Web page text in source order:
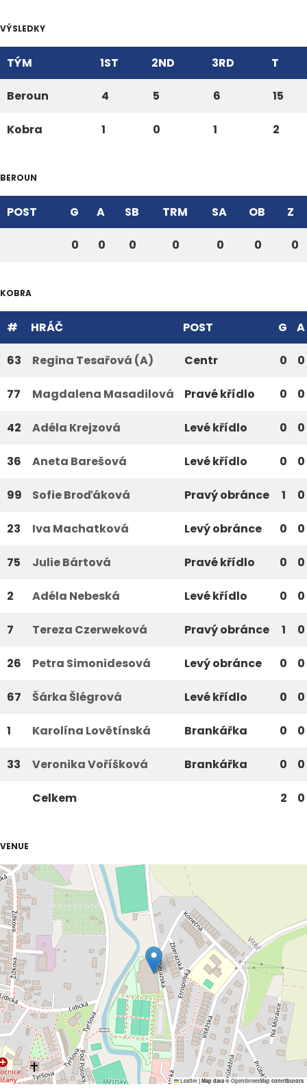
VÝSLEDKY
TÝM 1ST 2ND 3RD T
Beroun 4 5 6 15
Kobra 1 0 1 2
BEROUN
POST G A SB TRM SA OB Z
0 0 0 0 0 0 0
KOBRA
# HRÁČ POST G A
63 Regina Tesařová (A) Centr 0 0
77 Magdalena Masadilová Pravé křídlo 0 0
42 Adéla Krejzová Levé křídlo 0 0
36 Aneta Barešová Levé křídlo 0 0
99 Sofie Broďáková Pravý obránce 1 0
23 Iva Machatková Levý obránce 0 0
75 Julie Bártová Pravé křídlo 0 0
2 Adéla Nebeská Levé křídlo 0 0
7 Tereza Czerweková Pravý obránce 1 0
26 Petra Simonidesová Levý obránce 0 0
67 Šárka Šlégrová Levé křídlo 0 0
1 Karolína Lovětínská Brankářka 0 0
33 Veronika Voříšková Brankářka 0 0
Celkem 2 0
VENUE
Leaflet | Map data © OpenStreetMap contributors